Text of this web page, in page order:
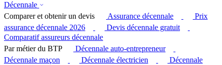
Décennale
Comparer et obtenir un devis
Assurance décennale
Prix
assurance décennale 2026
Devis décennale gratuit
Comparatif assureurs décennale
Par métier du BTP
Décennale auto-entrepreneur
Décennale maçon
Décennale électricien
Décennale